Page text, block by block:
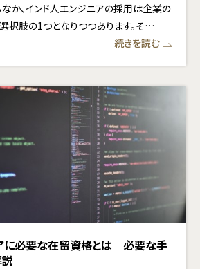
か、インド人エンジニアの採用は企業の
択肢の1つとなりつつあります。そ…
続きを読む
必要な在留資格とは｜必要な手